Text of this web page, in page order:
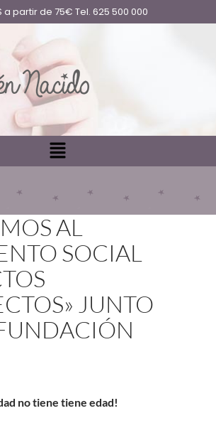
a partir de 75€ Tel. 625 500 000
AL
SOCIAL
JUNTO
no tiene tiene edad!